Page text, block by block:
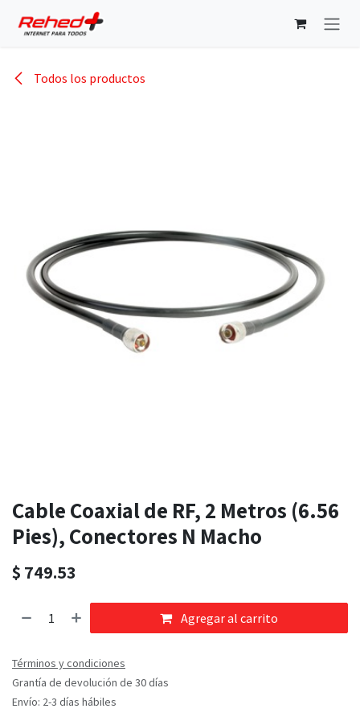
Todos los productos
Cable Coaxial de RF, 2 Metros (6.56
Pies), Conectores N Macho
$ 749.53
Agregar al carrito
Términos y condiciones
Grantía de devolución de 30 días
Envío: 2-3 días hábiles